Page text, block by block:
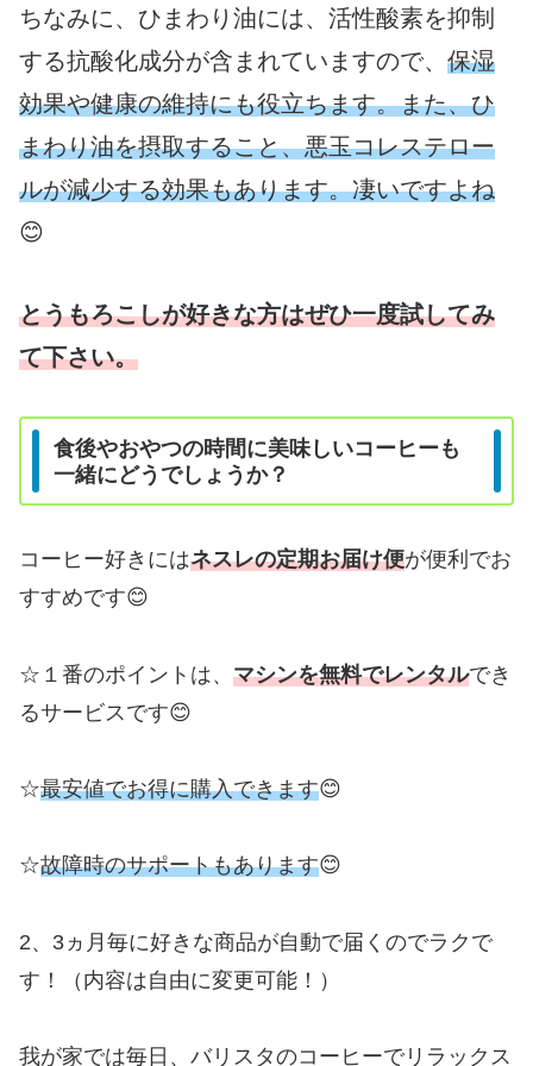
ちなみに、ひまわり油には、活性酸素を抑制
する抗酸化成分が含まれていますので、 保湿
効果や健康の維持にも役立ちます。また、ひ
まわり油を摂取すること、悪玉コレステロー
ルが減少する効果もあります。凄いですよね
😊
とうもろこしが好きな方はぜひ一度試してみ
て下さい。
食後やおやつの時間に美味しいコーヒーも
一緒にどうでしょうか？
コーヒー好きにはネスレの定期お届け便が便利でお
すすめです😊
☆１番のポイントは、 マシンを無料でレンタルでき
るサービスです😊
☆最安値でお得に購入できます😊
☆故障時のサポートもあります😊
2、3ヵ月毎に好きな商品が自動で届くのでラクで
す！（内容は自由に変更可能！）
我が家では毎日、バリスタのコーヒーでリラックス